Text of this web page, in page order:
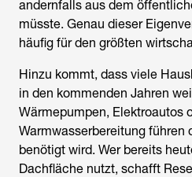
andernfalls aus dem
müsste. Genau dieser
häufig für den größten
Hinzu kommt, dass viele
in den kommenden Jahren
Wärmepumpen, Elektroautos
Warmwasserbereitung führen
benötigt wird. Wer bereits
Dachfläche nutzt, schafft